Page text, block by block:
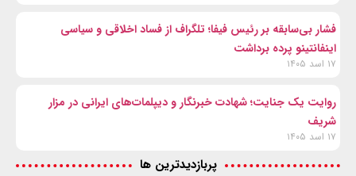
فشار بی‌سابقه بر رئیس فیفا؛ تلگراف از فساد اخلاقی و سیاسی
اینفانتینو پرده برداشت
۱۷ اسد ۱۴۰۵
روایت یک جنایت؛ شهادت خبرنگار و دیپلمات‌های ایرانی در مزار
شریف
۱۷ اسد ۱۴۰۵
پربازدیدترین ها